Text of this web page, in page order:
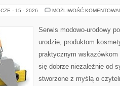
CZE - 15 - 2026 MOŻLIWOŚĆ
Serwis modowo-urodowy
urodzie, produktom
praktycznym
się dobrze niezależnie od
stworzone z myślą o